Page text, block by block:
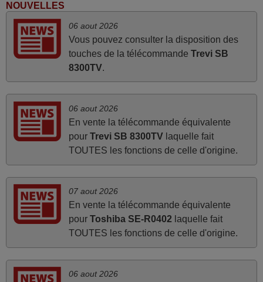
compatible avec mon besoin. Concernant la
fonctionnalité de la télécommande, le produit tient sa
promesse. Le document permet de connaître facilement
la fonction des différentes touches. De plus, elle est
directement utilisable moyennant l'insertion des 2 piles
fournies.
mars 2026
super.
Frank,
FRANCE
Tout bien.
NOUVELLES
06 aout 2026
Vous pouvez consulter la disposition des
touches de la télécommande Trevi SB
8300TV.
06 aout 2026
En vente la télécommande équivalente
pour Trevi SB 8300TVlaquelle fait
TOUTES les fonctions de celle d'origine.
07 aout 2026
En vente la télécommande équivalente
pour Toshiba SE-R0402 laquelle fait
TOUTES les fonctions de celle d'origine.
06 aout 2026